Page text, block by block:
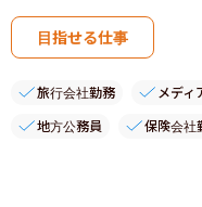
目指せる仕事
旅行会社勤務 メディ
地方公務員
保険会社